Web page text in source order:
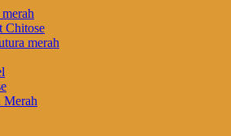
Chitose
merah
Merah